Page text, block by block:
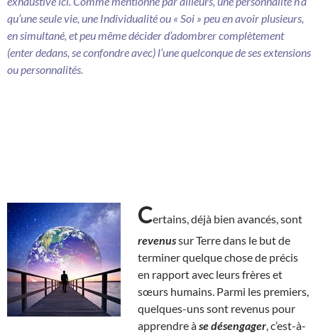
qu’une seule vie, une Individualité ou « Soi » peu en avoir plusieurs,
en simultané, et peu même décider d’adombrer complètement
(enter dedans, se confondre avec) l’une quelconque de ses extensions
ou personnalités.
Certains, déjà bien avancés, sont
revenussur Terre dans le but de
terminer quelque chose de précis
en rapport avec leurs frères et
sœurs humains. Parmi les premiers,
quelques-uns sont revenus pour
apprendre àse désengager , c’est-à-